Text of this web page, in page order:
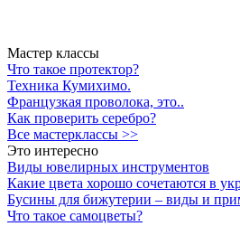
Мастер классы
Что такое протектор?
Техника Кумихимо.
Французкая проволока, это..
Как проверить серебро?
Все мастерклассы >>
Это интересно
Виды ювелирных инструментов
Какие цвета хорошо сочетаются в
Бусины для бижутерии – виды и
Что такое самоцветы?